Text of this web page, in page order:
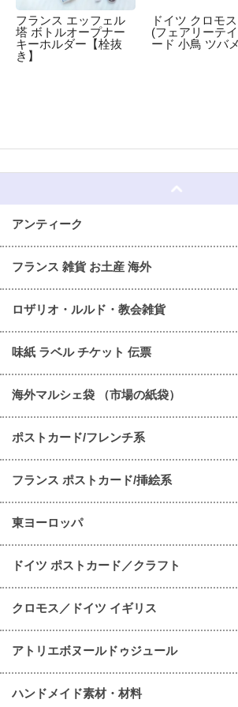
フランス エッフェル
塔 ボトルオープナー
キーホルダー【栓抜
き】
ドイツ クロモス
(フェアリーテ
ード 小鳥 ツバメ
アンティーク
フランス 雑貨 お土産 海外
ロザリオ・ルルド・教会雑貨
味紙 ラベル チケット 伝票
海外マルシェ袋 （市場の紙袋）
ポストカード/フレンチ系
フランス ポストカード/挿絵系
東ヨーロッパ
ドイツ ポストカード／クラフト
クロモス／ドイツ イギリス
アトリエボヌールドゥジュール
ハンドメイド素材・材料